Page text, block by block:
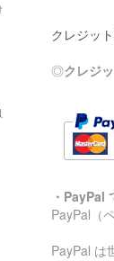
クレジッ
◎クレジ
・PayPal
PayPal（
PayPal は